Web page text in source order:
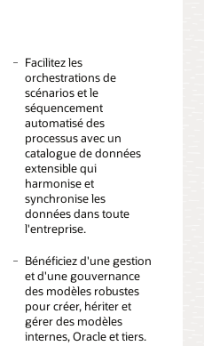
Facilitez les
orchestrations de
scénarios et le
séquencement
automatisé des
processus avec un
catalogue de données
extensible qui
harmonise et
synchronise les
données dans toute
l'entreprise.
Bénéficiez d'une gestion
et d'une gouvernance
des modèles robustes
pour créer, hériter et
gérer des modèles
internes, Oracle et tiers.